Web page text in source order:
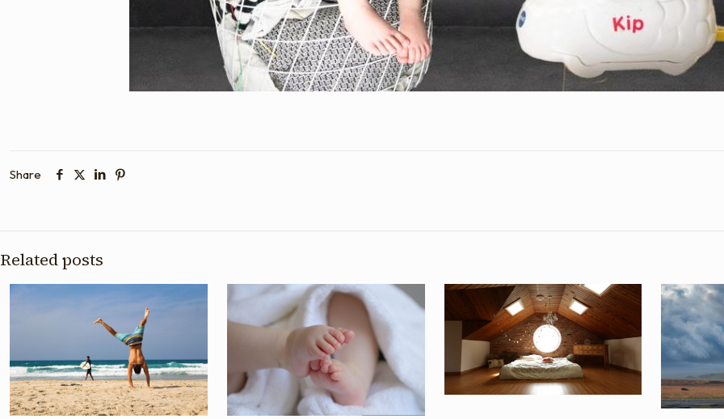
Share
Related posts